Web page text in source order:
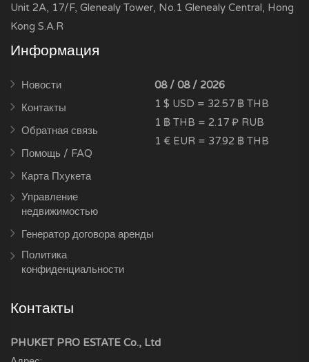
Unit 2A, 17/F, Glenealy Tower, No.1 Glenealy Central, Hong
Kong S.A.R
Информация
Новости
Контакты
Обратная связь
Помощь / FAQ
Карта Пхукета
Управление
недвижимостью
Генератор договора аренды
Политика
конфиденциальности
08 / 08 / 2026
1 $ USD = 32.57 ฿ THB
1 ฿ THB = 2.17 ₽ RUB
1 € EUR = 37.92 ฿ THB
Контакты
PHUKET PRO ESTATE Co., Ltd